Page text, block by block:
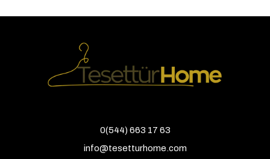
0(544) 663 17 63
info@tesetturhome.com